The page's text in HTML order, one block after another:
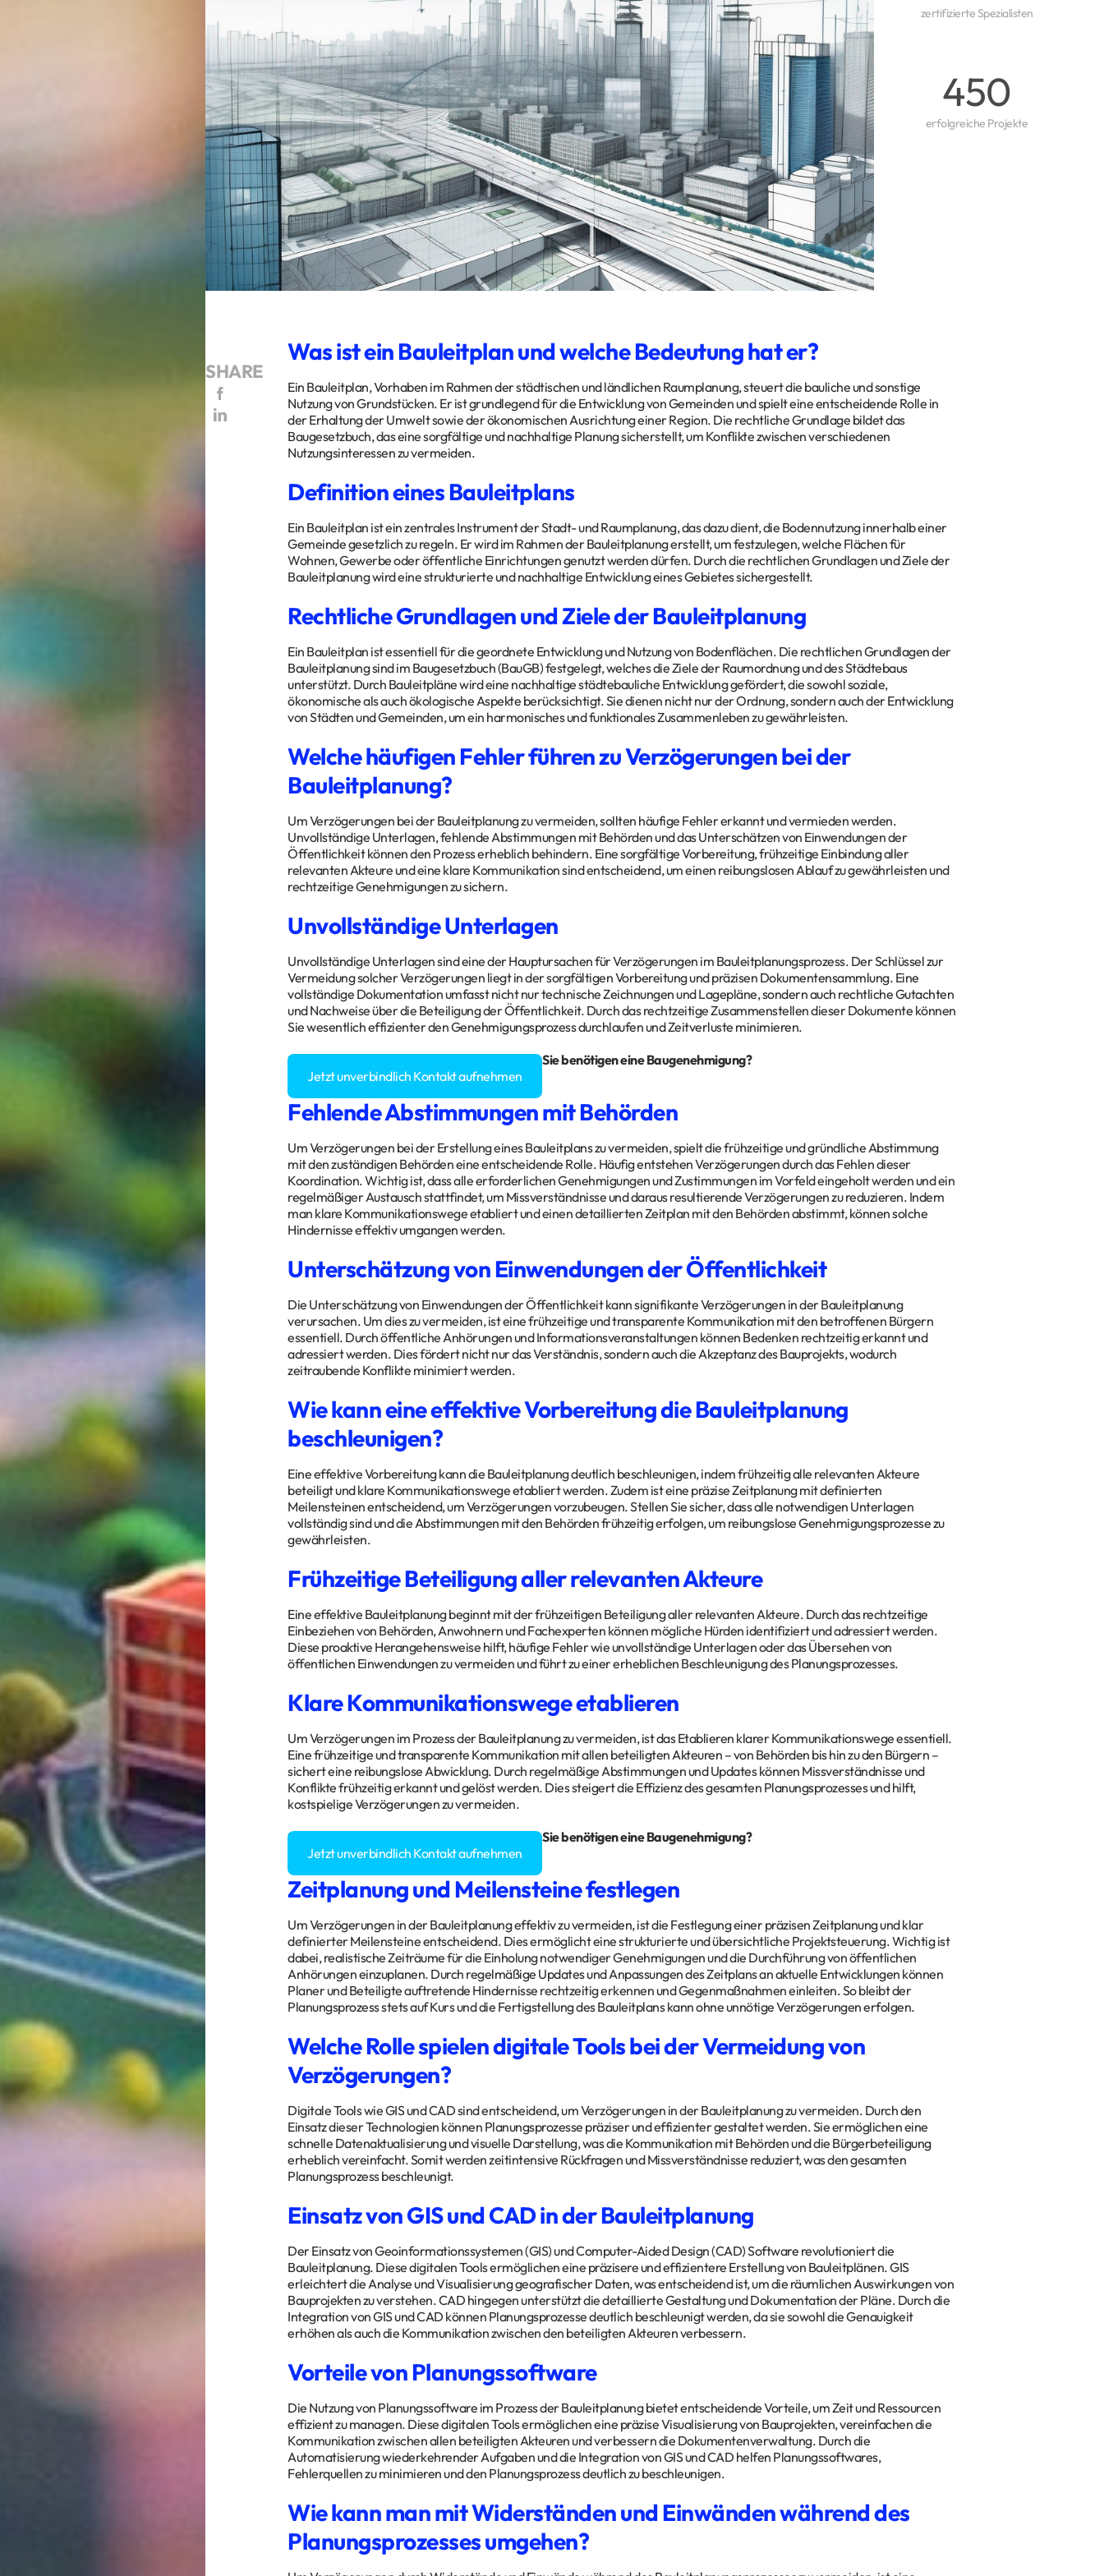
SHARE
Was ist ein Bauleitplan und welche Bedeutung hat er?
Ein Bauleitplan, Vorhaben im Rahmen der städtischen und ländlichen Raumplanung, steuert die bauliche und sonstige
Nutzung von Grundstücken. Er ist grundlegend für die Entwicklung von Gemeinden und spielt eine entscheidende Rolle in
der Erhaltung der Umwelt sowie der ökonomischen Ausrichtung einer Region. Die rechtliche Grundlage bildet das
Baugesetzbuch, das eine sorgfältige und nachhaltige Planung sicherstellt, um Konflikte zwischen verschiedenen
Nutzungsinteressen zu vermeiden.
Definition eines Bauleitplans
Ein Bauleitplan ist ein zentrales Instrument der Stadt- und Raumplanung, das dazu dient, die Bodennutzung innerhalb einer
Gemeinde gesetzlich zu regeln. Er wird im Rahmen der Bauleitplanung erstellt, um festzulegen, welche Flächen für
Wohnen, Gewerbe oder öffentliche Einrichtungen genutzt werden dürfen. Durch die rechtlichen Grundlagen und Ziele der
Bauleitplanung wird eine strukturierte und nachhaltige Entwicklung eines Gebietes sichergestellt.
Rechtliche Grundlagen und Ziele der Bauleitplanung
Ein Bauleitplan ist essentiell für die geordnete Entwicklung und Nutzung von Bodenflächen. Die rechtlichen Grundlagen der
Bauleitplanung sind im Baugesetzbuch (BauGB) festgelegt, welches die Ziele der Raumordnung und des Städtebaus
unterstützt. Durch Bauleitpläne wird eine nachhaltige städtebauliche Entwicklung gefördert, die sowohl soziale,
ökonomische als auch ökologische Aspekte berücksichtigt. Sie dienen nicht nur der Ordnung, sondern auch der Entwicklung
von Städten und Gemeinden, um ein harmonisches und funktionales Zusammenleben zu gewährleisten.
Welche häufigen Fehler führen zu Verzögerungen bei der
Bauleitplanung?
Um Verzögerungen bei der Bauleitplanung zu vermeiden, sollten häufige Fehler erkannt und vermieden werden.
Unvollständige Unterlagen, fehlende Abstimmungen mit Behörden und das Unterschätzen von Einwendungen der
Öffentlichkeit können den Prozess erheblich behindern. Eine sorgfältige Vorbereitung, frühzeitige Einbindung aller
relevanten Akteure und eine klare Kommunikation sind entscheidend, um einen reibungslosen Ablauf zu gewährleisten und
rechtzeitige Genehmigungen zu sichern.
Unvollständige Unterlagen
Unvollständige Unterlagen sind eine der Hauptursachen für Verzögerungen im Bauleitplanungsprozess. Der Schlüssel zur
Vermeidung solcher Verzögerungen liegt in der sorgfältigen Vorbereitung und präzisen Dokumentensammlung. Eine
vollständige Dokumentation umfasst nicht nur technische Zeichnungen und Lagepläne, sondern auch rechtliche Gutachten
und Nachweise über die Beteiligung der Öffentlichkeit. Durch das rechtzeitige Zusammenstellen dieser Dokumente können
Sie wesentlich effizienter den Genehmigungsprozess durchlaufen und Zeitverluste minimieren.
Sie haben Fragen rund um Ihr
? Sie benötigen eine Baugenehmigung?
Jetzt unverbindlich Kontakt aufnehmen
Fehlende Abstimmungen mit Behörden
Um Verzögerungen bei der Erstellung eines Bauleitplans zu vermeiden, spielt die frühzeitige und gründliche Abstimmung
mit den zuständigen Behörden eine entscheidende Rolle. Häufig entstehen Verzögerungen durch das Fehlen dieser
Koordination. Wichtig ist, dass alle erforderlichen Genehmigungen und Zustimmungen im Vorfeld eingeholt werden und ein
regelmäßiger Austausch stattfindet, um Missverständnisse und daraus resultierende Verzögerungen zu reduzieren. Indem
man klare Kommunikationswege etabliert und einen detaillierten Zeitplan mit den Behörden abstimmt, können solche
Hindernisse effektiv umgangen werden.
Unterschätzung von Einwendungen der Öffentlichkeit
Die Unterschätzung von Einwendungen der Öffentlichkeit kann signifikante Verzögerungen in der Bauleitplanung
verursachen. Um dies zu vermeiden, ist eine frühzeitige und transparente Kommunikation mit den betroffenen Bürgern
essentiell. Durch öffentliche Anhörungen und Informationsveranstaltungen können Bedenken rechtzeitig erkannt und
adressiert werden. Dies fördert nicht nur das Verständnis, sondern auch die Akzeptanz des Bauprojekts, wodurch
zeitraubende Konflikte minimiert werden.
Wie kann eine effektive Vorbereitung die Bauleitplanung
beschleunigen?
Eine effektive Vorbereitung kann die Bauleitplanung deutlich beschleunigen, indem frühzeitig alle relevanten Akteure
beteiligt und klare Kommunikationswege etabliert werden. Zudem ist eine präzise Zeitplanung mit definierten
Meilensteinen entscheidend, um Verzögerungen vorzubeugen. Stellen Sie sicher, dass alle notwendigen Unterlagen
vollständig sind und die Abstimmungen mit den Behörden frühzeitig erfolgen, um reibungslose Genehmigungsprozesse zu
gewährleisten.
Frühzeitige Beteiligung aller relevanten Akteure
Eine effektive Bauleitplanung beginnt mit der frühzeitigen Beteiligung aller relevanten Akteure. Durch das rechtzeitige
Einbeziehen von Behörden, Anwohnern und Fachexperten können mögliche Hürden identifiziert und adressiert werden.
Diese proaktive Herangehensweise hilft, häufige Fehler wie unvollständige Unterlagen oder das Übersehen von
öffentlichen Einwendungen zu vermeiden und führt zu einer erheblichen Beschleunigung des Planungsprozesses.
Klare Kommunikationswege etablieren
Um Verzögerungen im Prozess der Bauleitplanung zu vermeiden, ist das Etablieren klarer Kommunikationswege essentiell.
Eine frühzeitige und transparente Kommunikation mit allen beteiligten Akteuren – von Behörden bis hin zu den Bürgern –
sichert eine reibungslose Abwicklung. Durch regelmäßige Abstimmungen und Updates können Missverständnisse und
Konflikte frühzeitig erkannt und gelöst werden. Dies steigert die Effizienz des gesamten Planungsprozesses und hilft,
kostspielige Verzögerungen zu vermeiden.
Sie haben Fragen rund um Ihr
? Sie benötigen eine Baugenehmigung?
Jetzt unverbindlich Kontakt aufnehmen
Zeitplanung und Meilensteine festlegen
Um Verzögerungen in der Bauleitplanung effektiv zu vermeiden, ist die Festlegung einer präzisen Zeitplanung und klar
definierter Meilensteine entscheidend. Dies ermöglicht eine strukturierte und übersichtliche Projektsteuerung. Wichtig ist
dabei, realistische Zeiträume für die Einholung notwendiger Genehmigungen und die Durchführung von öffentlichen
Anhörungen einzuplanen. Durch regelmäßige Updates und Anpassungen des Zeitplans an aktuelle Entwicklungen können
Planer und Beteiligte auftretende Hindernisse rechtzeitig erkennen und Gegenmaßnahmen einleiten. So bleibt der
Planungsprozess stets auf Kurs und die Fertigstellung des Bauleitplans kann ohne unnötige Verzögerungen erfolgen.
Welche Rolle spielen digitale Tools bei der Vermeidung von
Verzögerungen?
Digitale Tools wie GIS und CAD sind entscheidend, um Verzögerungen in der Bauleitplanung zu vermeiden. Durch den
Einsatz dieser Technologien können Planungsprozesse präziser und effizienter gestaltet werden. Sie ermöglichen eine
schnelle Datenaktualisierung und visuelle Darstellung, was die Kommunikation mit Behörden und die Bürgerbeteiligung
erheblich vereinfacht. Somit werden zeitintensive Rückfragen und Missverständnisse reduziert, was den gesamten
Planungsprozess beschleunigt.
Einsatz von GIS und CAD in der Bauleitplanung
Der Einsatz von Geoinformationssystemen (GIS) und Computer-Aided Design (CAD) Software revolutioniert die
Bauleitplanung. Diese digitalen Tools ermöglichen eine präzisere und effizientere Erstellung von Bauleitplänen. GIS
erleichtert die Analyse und Visualisierung geografischer Daten, was entscheidend ist, um die räumlichen Auswirkungen von
Bauprojekten zu verstehen. CAD hingegen unterstützt die detaillierte Gestaltung und Dokumentation der Pläne. Durch die
Integration von GIS und CAD können Planungsprozesse deutlich beschleunigt werden, da sie sowohl die Genauigkeit
erhöhen als auch die Kommunikation zwischen den beteiligten Akteuren verbessern.
Vorteile von Planungssoftware
Die Nutzung von Planungssoftware im Prozess der Bauleitplanung bietet entscheidende Vorteile, um Zeit und Ressourcen
effizient zu managen. Diese digitalen Tools ermöglichen eine präzise Visualisierung von Bauprojekten, vereinfachen die
Kommunikation zwischen allen beteiligten Akteuren und verbessern die Dokumentenverwaltung. Durch die
Automatisierung wiederkehrender Aufgaben und die Integration von GIS und CAD helfen Planungssoftwares,
Fehlerquellen zu minimieren und den Planungsprozess deutlich zu beschleunigen.
Wie kann man mit Widerständen und Einwänden während des
Planungsprozesses umgehen?
zertifizierte Spezialisten
450
erfolgreiche Projekte